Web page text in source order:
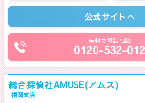
公式サイトへ
無料で電話相談
0120-532-012
総合探偵社AMUSE(アムス)
福岡支店